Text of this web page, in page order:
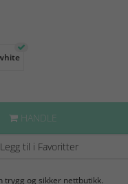
HANDLE
til i Favoritter
trygg og sikker nettbutikk.